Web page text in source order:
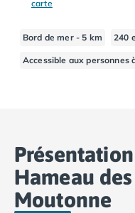
Camping Bidart
Camping Saint Jean
Camping Honfleur
Camping Houlgate
Camping Ouistreham
Camping Manche
carte
Bord de mer - 5 km 240
Accessible aux personnes
Hameau des
Moutonne